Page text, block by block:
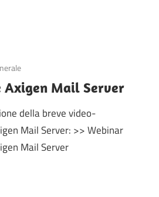
Axigen Mail Server
della breve video-
Mail Server: >> Webinar
Mail Server